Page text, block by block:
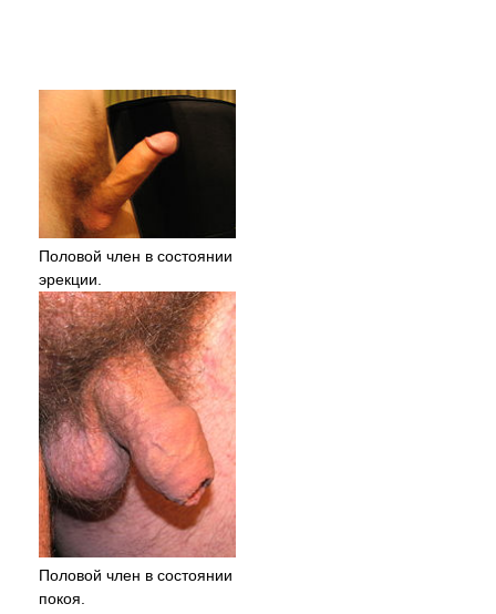
Половой член в состоянии
эрекции.
Половой член в состоянии
покоя.